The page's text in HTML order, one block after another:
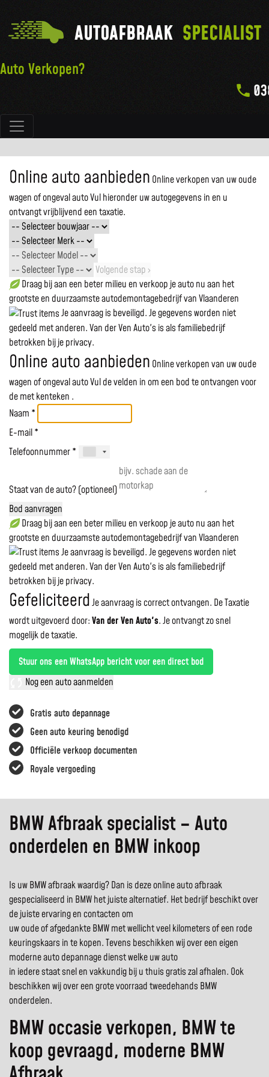
Hoofdnavigatie
AUTOAFBRAAK SPECIALIST
Auto Verkopen?
Gratis auto depannage
Geen auto keuring benodigd
Officiële verkoop documenten
Royale vergoeding
Online auto aanbieden Online verkopen van uw oude
wagen of ongeval autoVul hieronder uw autogegevens in en u
ontvangt vrijblijvend een taxatie.
Volgende stap ›
Draag bij aan een beter milieu en verkoop je auto nu aan het
grootste en duurzaamste autodemontagebedrijf van Vlaanderen
Je aanvraag is beveiligd. Je gegevens worden niet
gedeeld met anderen. Van der Ven Auto's is als familiebedrijf
betrokken bij je privacy.
Online auto aanbieden Online verkopen van uw oude
wagen of ongeval autoVul de velden in om een bod te ontvangen voor
demet kenteken .
Naam *
E-mail *
Telefoonnummer *
Staat van de auto? (optioneel)
Bod aanvragen
Draag bij aan een beter milieu en verkoop je auto nu aan het
grootste en duurzaamste autodemontagebedrijf van Vlaanderen
Je aanvraag is beveiligd. Je gegevens worden niet
gedeeld met anderen. Van der Ven Auto's is als familiebedrijf
betrokken bij je privacy.
GefeliciteerdJe aanvraag is correct ontvangen. De Taxatie
wordt uitgevoerd door:Van der Ven Auto's.Je ontvangt zo snel
mogelijk de taxatie.
Stuur ons een WhatsApp bericht voor een direct bod
Nog een auto aanmelden
BMW Afbraak specialist – Auto
onderdelen en BMW inkoop
Is uw BMW afbraak waardig? Dan is deze online auto afbraak
gespecialiseerd in BMW het juiste alternatief. Het bedrijf beschikt over
de juiste ervaring en contacten om
uw oude of afgedankte BMW met wellicht veel kilometers of een rode
keuringskaars in te kopen. Tevens beschikken wij over een eigen
moderne auto depannage dienst welke uw auto
in iedere staat snel en vakkundig bij u thuis gratis zal afhalen. Ook
beschikken wij over een grote voorraad tweedehands BMW
onderdelen.
BMW occasie verkopen, BMW te
koop gevraagd, moderne BMW